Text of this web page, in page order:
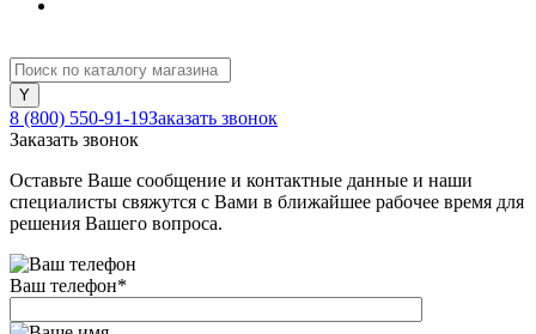
8 (800) 550-91-19Заказать звонок
Заказать звонок
Оставьте Ваше сообщение и контактные данные и наши
специалисты свяжутся с Вами в ближайшее рабочее время для
решения Вашего вопроса.
Ваш телефон*